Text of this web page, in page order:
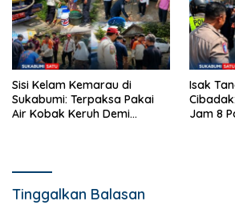
Sisi Kelam Kemarau di
Sukabumi: Terpaksa Pakai
Air Kobak Keruh Demi
Isak
Jam 8
Tinggalkan Balasan